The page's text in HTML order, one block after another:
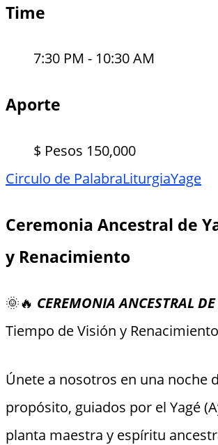
Time
7:30 PM - 10:30 AM
Aporte
$ Pesos 150,000
Circulo de PalabraLiturgiaYage
Ceremonia Ancestral de
y Renacimiento
🌞🔥 CEREMONIA ANCESTRAL
Tiempo de Visión y Renacimiento
Únete a nosotros en una noche
propósito, guiados por el Yagé
planta maestra y espíritu